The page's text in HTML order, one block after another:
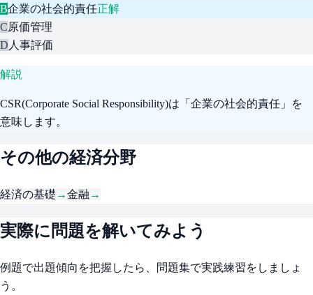
B企業の社会的責任正解
C原価管理
D 人事評価
解説
CSR(Corporate Social Responsibility)は「企業の社会的責任」を
意味します。
その他の経済分野
経済の基礎 →金融 →
実際に問題を解いてみよう
例題で出題傾向を把握したら、問題集で実践練習をしましょ
う。